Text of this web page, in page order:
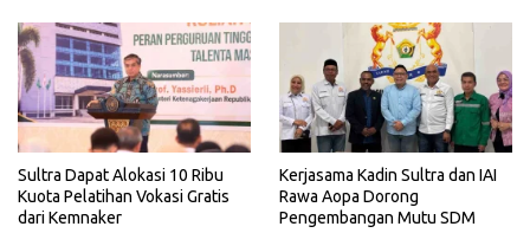
Sultra Dapat Alokasi 10 Ribu
Kuota Pelatihan Vokasi Gratis
dari Kemnaker
Kerjasama Kadin Sultra dan IAI
Rawa Aopa Dorong
Pengembangan Mutu SDM